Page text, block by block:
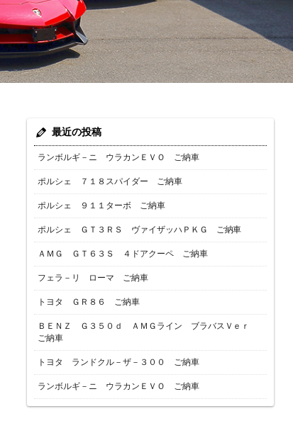
最近の投稿
ランボルギ－ニ ウラカンＥＶＯ ご納車
ポルシェ ７１８スパイダー ご納車
ポルシェ ９１１ターボ ご納車
ポルシェ ＧＴ３ＲＳ ヴァイザッハＰＫＧ ご納車
ＡＭＧ ＧＴ６３Ｓ ４ドアクーペ ご納車
フェラ－リ ローマ ご納車
トヨタ ＧＲ８６ ご納車
ＢＥＮＺ Ｇ３５０ｄ ＡＭＧライン ブラバスＶｅｒ
ご納車
トヨタ ランドクル－ザ－３００ ご納車
ランボルギ－ニ ウラカンＥＶＯ ご納車